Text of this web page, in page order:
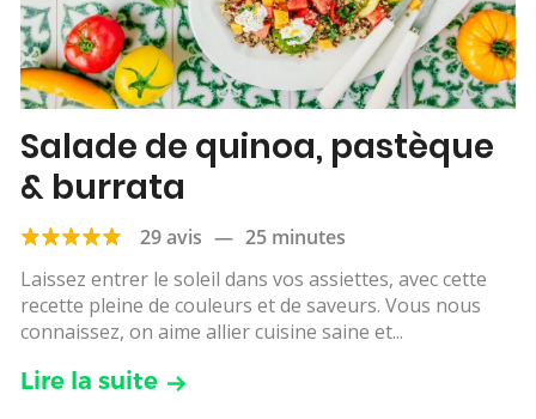
Salade de quinoa, pastèque
& burrata
29 avis — 25 minutes
Laissez entrer le soleil dans vos assiettes, avec cette
recette pleine de couleurs et de saveurs. Vous nous
connaissez, on aime allier cuisine saine et...
Lire la suite